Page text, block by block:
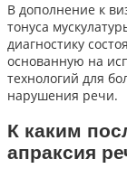
В дополнение к
тонуса
диагностику
основанную на
технологий для
нарушения речи.
К каким
апраксия